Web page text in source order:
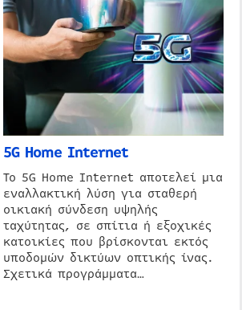
5G Home Internet
Το 5G Home Internet αποτελεί μια
εναλλακτική λύση για σταθερή
οικιακή σύνδεση υψηλής
ταχύτητας, σε σπίτια ή εξοχικές
κατοικίες που βρίσκονται εκτός
υποδομών δικτύων οπτικής ίνας.
Σχετικά προγράμματα…